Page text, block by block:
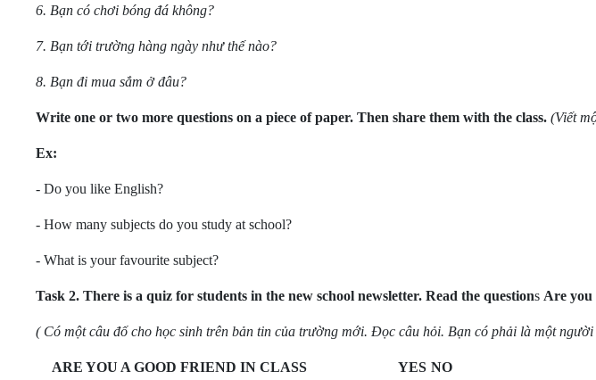
6. Bạn có chơi bóng đá không?
7. Bạn tới trường hàng ngày như thế nào?
8. Bạn đi mua sắm ở đâu?
Write one or two more questions on a piece of paper. Then share them with the class. (Viết
Ex:
- Do you like English?
- How many subjects do you study at school?
- What is your favourite subject?
Task 2.There is a quiz for students in the new school newsletter. Read the questions Are you
( Có một câu đố cho học sinh trên bản tin của trường mới. Đọc câu hỏi. Bạn có phải là một
ARE YOU A GOOD FRIEND IN CLASS YES NO